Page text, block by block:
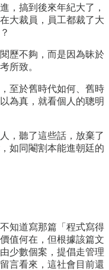
，搞到後來年紀大了，
大裁員，員工都裁了大
歷不夠，而是因為昧於
所致。
至於舊時代如何、舊時
為真，就看個人的聰明
，聽了這些話，放棄了
如同閹割本能進朝廷的
知道寫那篇「程式寫得
值何在，但根據該篇文
少數個案，提倡走管理
言看來，這社會目前還